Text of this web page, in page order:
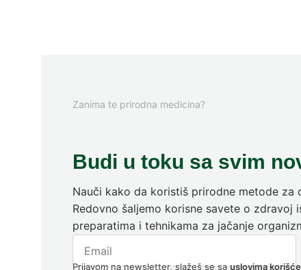
Zanima te prirodna medicina?
Budi u toku sa svim
Nauči kako da koristiš prirodne metode za
Redovno šaljemo korisne savete o zdravoj
preparatima i tehnikama za jačanje
Prijavom na newsletter, slažeš se sauslovima